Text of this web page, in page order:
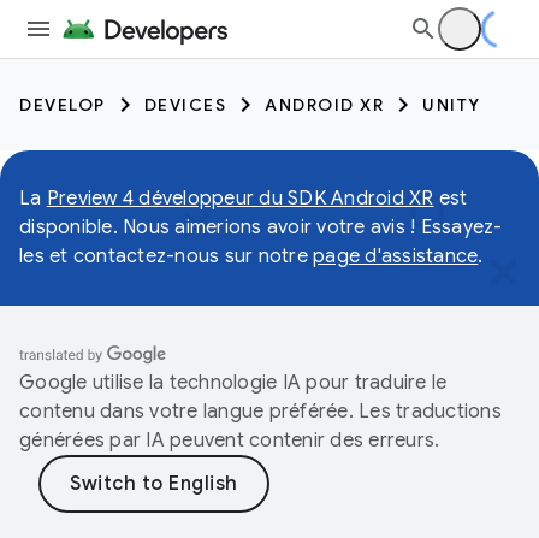
DEVELOP DEVICES ANDROID XR UNITY
La Preview 4 développeur du SDK Android XR est
disponible. Nous aimerions avoir votre avis ! Essayez-
les et contactez-nous sur notre page d'assistance.
Google utilise la technologie IA pour traduire le
contenu dans votre langue préférée. Les traductions
générées par IA peuvent contenir des erreurs.